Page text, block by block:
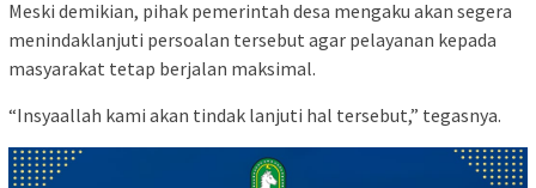
Meski demikian, pihak pemerintah desa mengaku akan segera
menindaklanjuti persoalan tersebut agar pelayanan kepada
masyarakat tetap berjalan maksimal.
“Insyaallah kami akan tindak lanjuti hal tersebut,” tegasnya.